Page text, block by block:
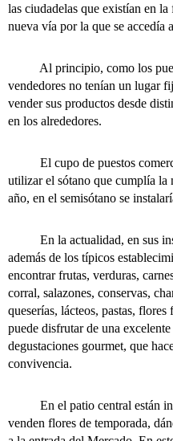
las ciudadelas que existían en
nueva vía por la que se accedía
Al principio, como los
vendedores no tenían un lugar
vender sus productos desde
en los alrededores.
El cupo de puestos
utilizar el sótano que cumplía la
año, en el semisótano se
En la actualidad, en sus
además de los típicos
encontrar frutas, verduras,
corral, salazones, conservas,
queserías, lácteos, pastas, flores
puede disfrutar de una
degustaciones gourmet, que
convivencia.
En el patio central están
venden flores de temporada,